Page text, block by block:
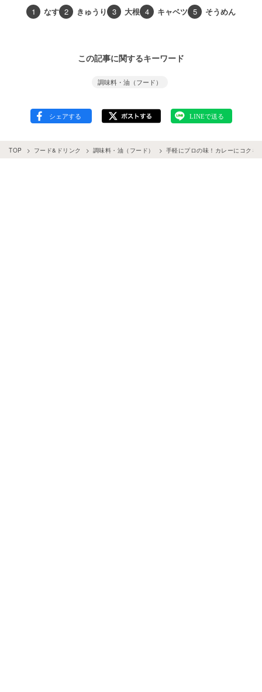
1 なす 2 きゅうり 3 大根 4 キャベツ 5 そうめん
この記事に関するキーワード
調味料・油（フード）
TOP フード&ドリンク 調味料・油（フード） 手軽にプロの味！カレーにコクを